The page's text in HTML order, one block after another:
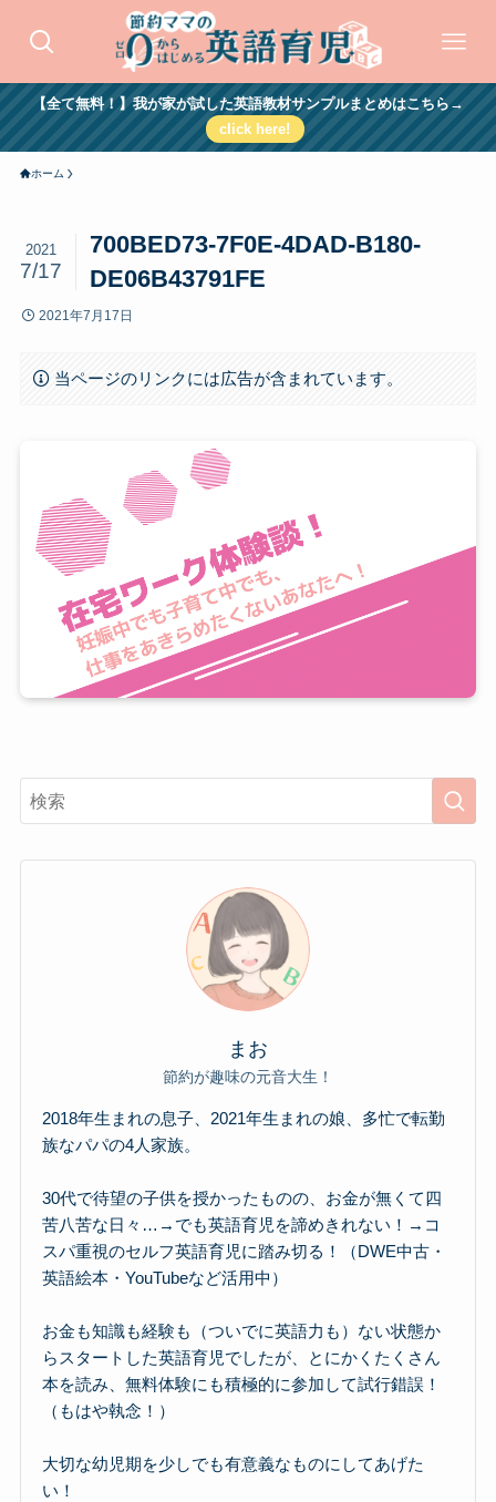
【全て無料！】我が家が試した英語教材サンプルまとめはこちら→
click here!
ホーム
700BED73-7F0E-4DAD-B180-
DE06B43791FE
2021
7/17
2021年7月17日
当ページのリンクには広告が含まれています。
まお
節約が趣味の元音大生！
2018年生まれの息子、2021年生まれの娘、多忙で転勤
族なパパの4人家族。
30代で待望の子供を授かったものの、お金が無くて四
苦八苦な日々…→でも英語育児を諦めきれない！→コ
スパ重視のセルフ英語育児に踏み切る！（DWE中古・
英語絵本・YouTubeなど活用中）
お金も知識も経験も（ついでに英語力も）ない状態か
らスタートした英語育児でしたが、とにかくたくさん
本を読み、無料体験にも積極的に参加して試行錯誤！
（もはや執念！）
大切な幼児期を少しでも有意義なものにしてあげた
い！